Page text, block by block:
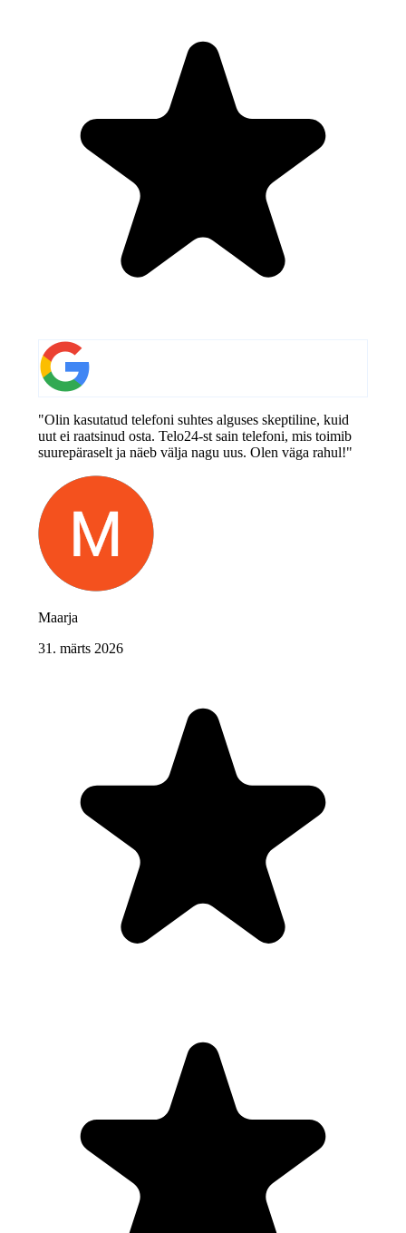
"Olin kasutatud telefoni suhtes alguses skeptiline, kuid
uut ei raatsinud osta. Telo24-st sain telefoni, mis toimib
suurepäraselt ja näeb välja nagu uus. Olen väga rahul!"
Maarja
31. märts 2026